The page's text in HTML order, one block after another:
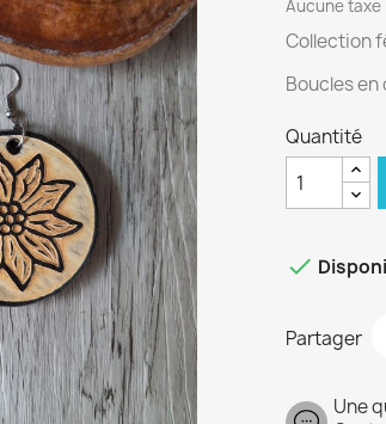
Aucune taxe
Collection
Boucles
Quantité

Partager
Une